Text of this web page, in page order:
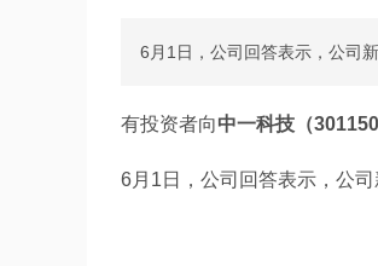
6月1日，公司回答表示，公司
有投资者向中一科技（
6月1日，公司回答表示，公